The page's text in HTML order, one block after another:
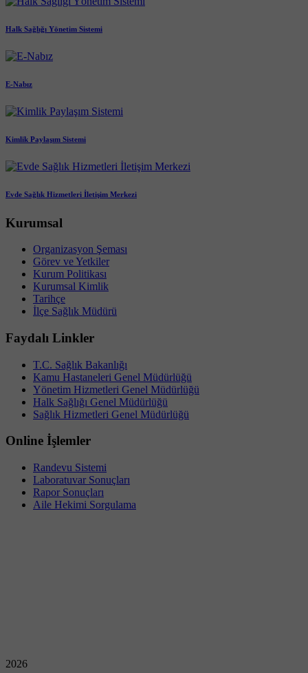
Halk Sağlığı Yönetim Sistemi
E-Nabız
Kimlik Paylaşım Sistemi
Evde Sağlık Hizmetleri İletişim Merkezi
Kurumsal
Organizasyon Şeması
Görev ve Yetkiler
Kurum Politikası
Kurumsal Kimlik
Tarihçe
İlçe Sağlık Müdürü
Faydalı Linkler
T.C. Sağlık Bakanlığı
Kamu Hastaneleri Genel Müdürlüğü
Yönetim Hizmetleri Genel Müdürlüğü
Halk Sağlığı Genel Müdürlüğü
Sağlık Hizmetleri Genel Müdürlüğü
Online İşlemler
Randevu Sistemi
Laboratuvar Sonuçları
Rapor Sonuçları
Aile Hekimi Sorgulama
2026